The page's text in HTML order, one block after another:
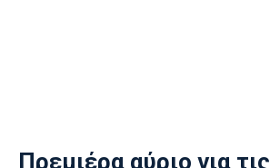
Πρεμιέρα αύριο για τις